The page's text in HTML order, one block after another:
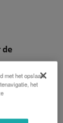
de
op de
aan de
is te
met het opslaan
het